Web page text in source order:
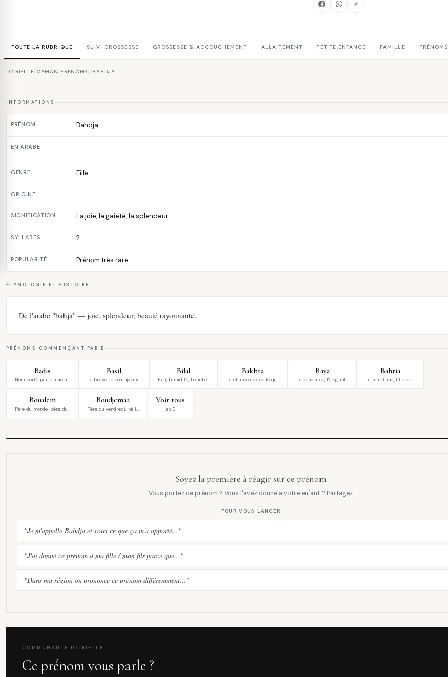
TOUTE LA RUBRIQUE SUIVI GROSSESSE GROSSESSE & ACCOUCHEMENT ALLAITEMENT PETITE ENFANCE FAMILLE PRÉNOMS
DZIRIELLE/ MAMAN/ PRÉNOMS/ /BAHDJA
INFORMATIONS
PRÉNOM Bahdja
EN ARABE
GENRE Fille
ORIGINE
SIGNIFICATION La joie, la gaieté, la splendeur
SYLLABES 2
POPULARITÉ Prénom très rare
ÉTYMOLOGIE ET HISTOIRE
De l'arabe "bahja" — joie, splendeur, beauté rayonnante.
PRÉNOMS COMMENÇANT PAR B
Badis
Nom porté par plusieur…
Basil
Le brave, le courageux…
Bilal
Eau, humidité, fraîche…
Bakhta
La chanceuse, celle qu…
Baya
La vendeuse, l'élégant…
Bahria
La maritime, fille de …
Boualem
Père du monde, père du…
Boudjemaa
Père du vendredi, né l…
Voir tous
en B
Soyez la première à réagir sur ce prénom
Vous portez ce prénom ? Vous l'avez donné à votre enfant ? Partagez.
POUR VOUS LANCER
"Je m'appelle Bahdja et voici ce que ça m'a apporté..."
"J'ai donné ce prénom à ma fille / mon fils parce que..."
"Dans ma région on prononce ce prénom différemment..."
COMMUNAUTÉ DZIRIELLE
Ce prénom vous parle ?